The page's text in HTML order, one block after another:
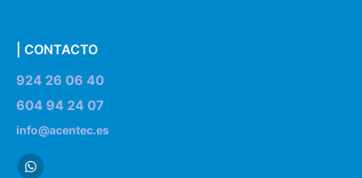
| CONTACTO
924 26 06 40
604 94 24 07
info@acentec.es